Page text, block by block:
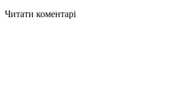
Читати коментарі